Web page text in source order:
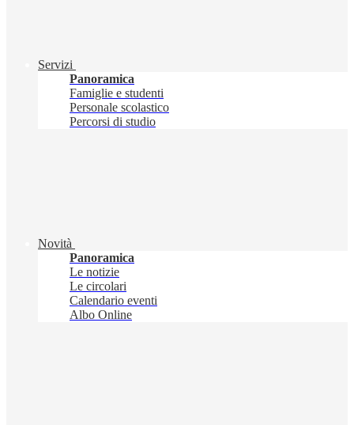
Servizi
Panoramica
Famiglie e studenti
Personale scolastico
Percorsi di studio
Novità
Panoramica
Le notizie
Le circolari
Calendario eventi
Albo Online